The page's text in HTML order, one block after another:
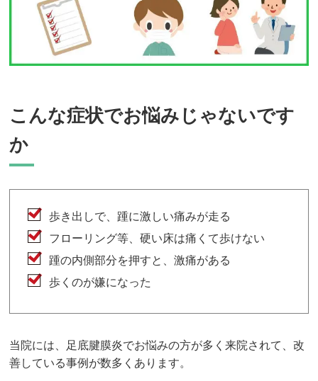
こんな症状でお悩みじゃないです
か
歩き出しで、踵に激しい痛みが走る
フローリング等、硬い床は痛くて歩けない
踵の内側部分を押すと、激痛がある
歩くのが嫌になった
当院には、足底腱膜炎でお悩みの方が多く来院されて、改
善している事例が数多くあります。